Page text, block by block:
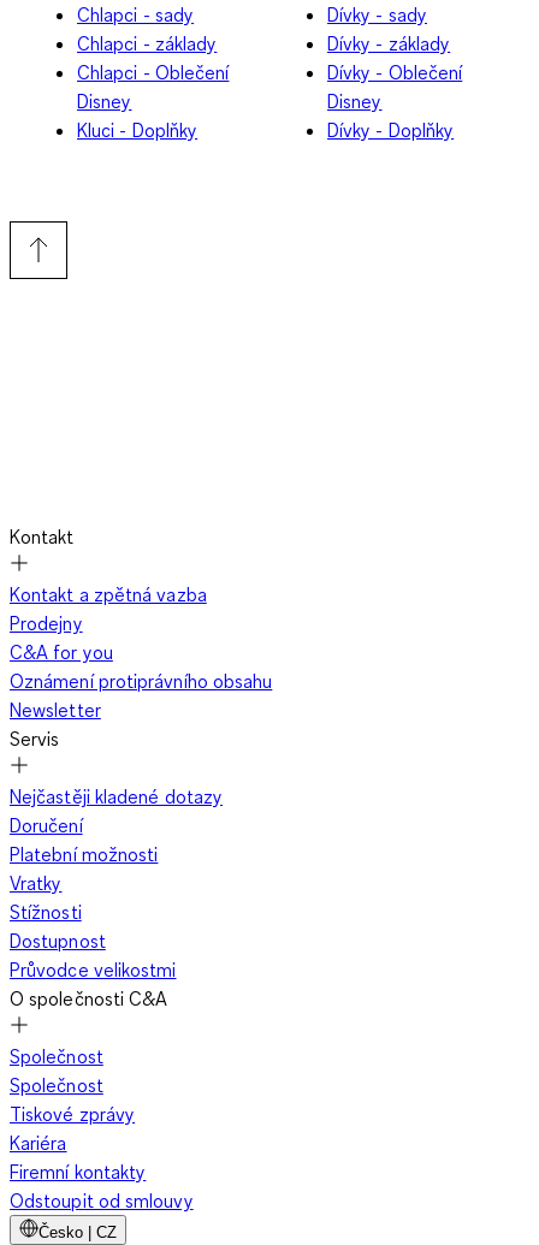
Chlapci - sady
Chlapci - základy
Chlapci - Oblečení
Disney
Kluci - Doplňky
Dívky - sady
Dívky - základy
Dívky - Oblečení
Disney
Dívky - Doplňky
Kontakt
Kontakt a zpětná vazba
Prodejny
C&A for you
Oznámení protiprávního obsahu
Newsletter
Servis
Nejčastěji kladené dotazy
Doručení
Platební možnosti
Vratky
Stížnosti
Dostupnost
Průvodce velikostmi
O společnosti C&A
Společnost
Společnost
Tiskové zprávy
Kariéra
Firemní kontakty
Odstoupit od smlouvy
Česko | CZ